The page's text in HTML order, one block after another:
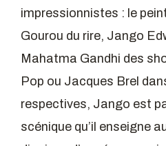
impressionnistes : le
Gourou du rire, Jango
Mahatma Gandhi des
Pop ou Jacques Brel
respectives, Jango est
scénique qu’il enseigne